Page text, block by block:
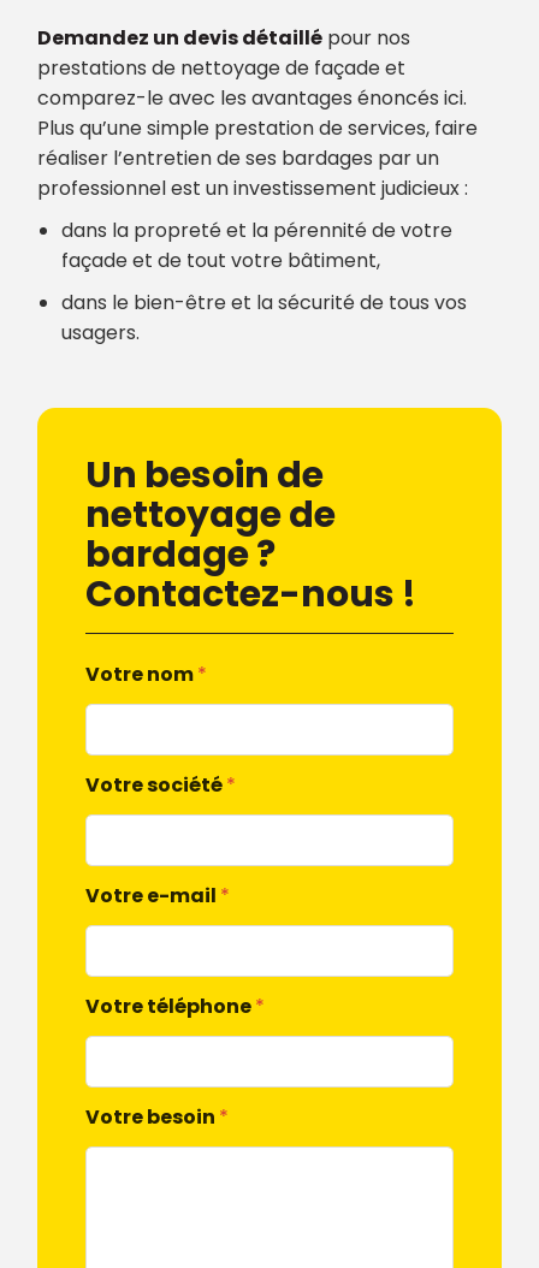
Demandez un devis détaillé pour nos
prestations de nettoyage de façade et
comparez-le avec les avantages énoncés ici.
Plus qu’une simple prestation de services, faire
réaliser l’entretien de ses bardages par un
professionnel est un investissement judicieux :
dans la propreté et la pérennité de votre
façade et de tout votre bâtiment,
dans le bien-être et la sécurité de tous vos
usagers.
Un besoin de
nettoyage de
bardage ?
Contactez-nous !
Votre nom*
Votre société*
Votre e-mail *
Votre téléphone*
Votre besoin *